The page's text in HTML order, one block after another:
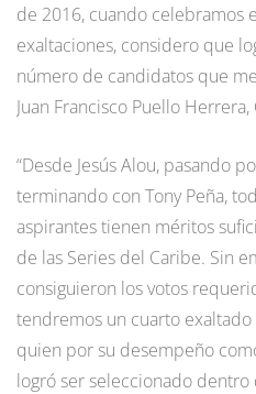
de 2016, cuando celebramos
exaltaciones, considero que
número de candidatos que
Juan Francisco Puello
“Desde Jesús Alou, pasando
terminando con Tony Peña,
aspirantes tienen méritos
de las Series del Caribe. Sin
consiguieron los votos
tendremos un cuarto exaltado
quien por su desempeño
logró ser seleccionado